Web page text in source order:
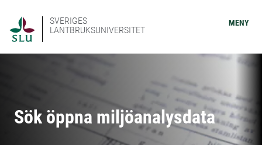
SVERIGES
LANTBRUKSUNIVERSITET
MENY
Sök öppna miljöanalysdata